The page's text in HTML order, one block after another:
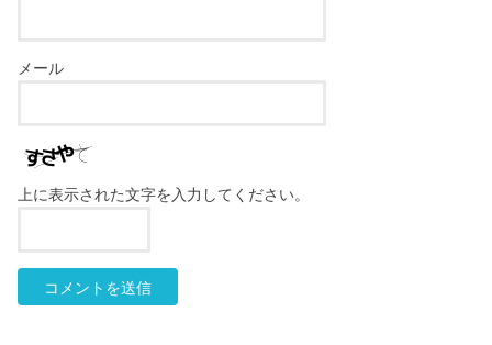
メール
上に表示された文字を入力してください。